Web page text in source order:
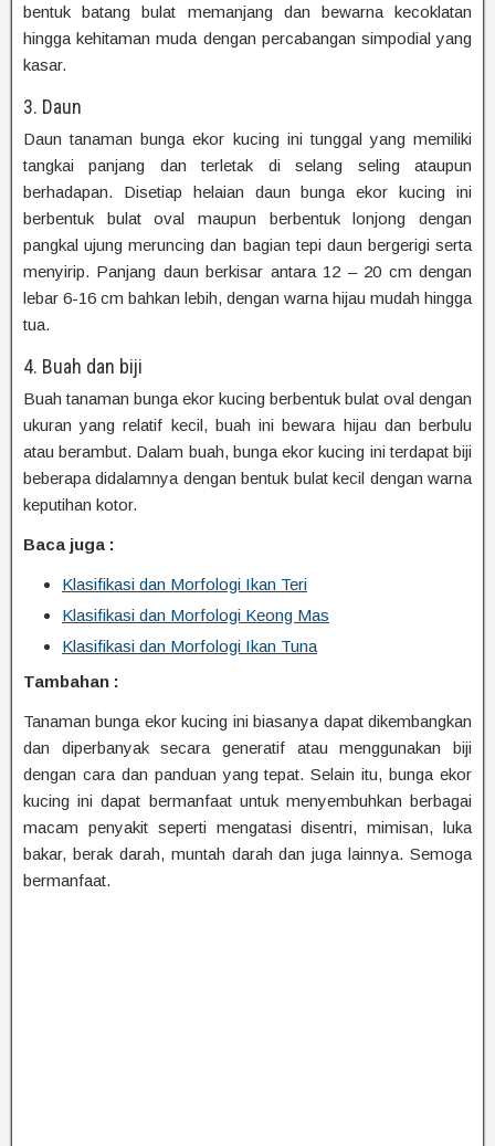
bentuk batang bulat memanjang dan bewarna kecoklatan
hingga kehitaman muda dengan percabangan simpodial yang
kasar.
3. Daun
Daun tanaman bunga ekor kucing ini tunggal yang memiliki
tangkai panjang dan terletak di selang seling ataupun
berhadapan. Disetiap helaian daun bunga ekor kucing ini
berbentuk bulat oval maupun berbentuk lonjong dengan
pangkal ujung meruncing dan bagian tepi daun bergerigi serta
menyirip. Panjang daun berkisar antara 12 – 20 cm dengan
lebar 6-16 cm bahkan lebih, dengan warna hijau mudah hingga
tua.
4. Buah dan biji
Buah tanaman bunga ekor kucing berbentuk bulat oval dengan
ukuran yang relatif kecil, buah ini bewara hijau dan berbulu
atau berambut. Dalam buah, bunga ekor kucing ini terdapat biji
beberapa didalamnya dengan bentuk bulat kecil dengan warna
keputihan kotor.
Baca juga :
Klasifikasi dan Morfologi Ikan Teri
Klasifikasi dan Morfologi Keong Mas
Klasifikasi dan Morfologi Ikan Tuna
Tambahan :
Tanaman bunga ekor kucing ini biasanya dapat dikembangkan
dan diperbanyak secara generatif atau menggunakan biji
dengan cara dan panduan yang tepat. Selain itu, bunga ekor
kucing ini dapat bermanfaat untuk menyembuhkan berbagai
macam penyakit seperti mengatasi disentri, mimisan, luka
bakar, berak darah, muntah darah dan juga lainnya. Semoga
bermanfaat.